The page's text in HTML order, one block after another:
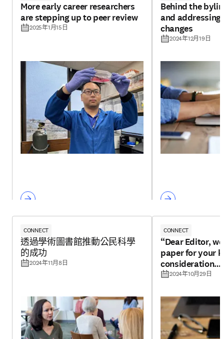
More early career researchers
are stepping up to peer review
2025年1月15日
Behind the
and
changes
2024年12月19日
CONNECT
透過學術圖書館推動公民科學
的成功
2024年11月8日
CONNECT
“Dear Editor,
paper for your
2024年10月29日